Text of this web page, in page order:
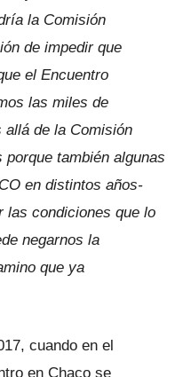
la Comisión
de impedir que
el Encuentro
las miles de
de la Comisión
también algunas
en distintos años-
las condiciones que lo
negarnos la
que ya
cuando en el
en Chaco se